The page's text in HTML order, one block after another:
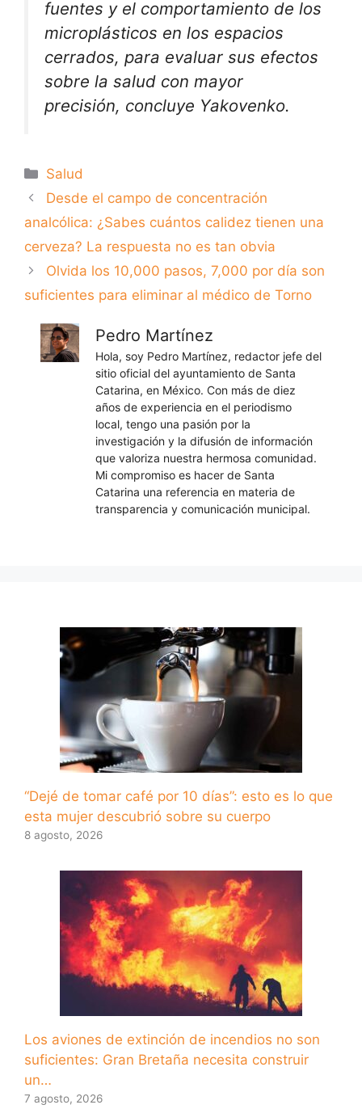
fuentes y el comportamiento de los
microplásticos en los espacios
cerrados, para evaluar sus efectos
sobre la salud con mayor
precisión, concluye Yakovenko.
Categorías
Salud
Desde el campo de concentración
analcólica: ¿Sabes cuántos calidez tienen una
cerveza? La respuesta no es tan obvia
Olvida los 10,000 pasos, 7,000 por día son
suficientes para eliminar al médico de Torno
Pedro Martínez
Hola, soy Pedro Martínez, redactor jefe del
sitio oficial del ayuntamiento de Santa
Catarina, en México. Con más de diez
años de experiencia en el periodismo
local, tengo una pasión por la
investigación y la difusión de información
que valoriza nuestra hermosa comunidad.
Mi compromiso es hacer de Santa
Catarina una referencia en materia de
transparencia y comunicación municipal.
“Dejé de tomar café por 10 días”: esto es lo que
esta mujer descubrió sobre su cuerpo
8 agosto, 2026
Los aviones de extinción de incendios no son
suficientes: Gran Bretaña necesita construir
un…
7 agosto, 2026